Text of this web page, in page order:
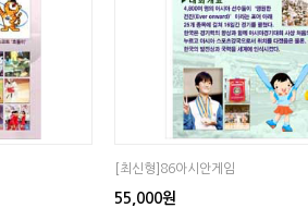
[최신형]86아시안게임
55,000원